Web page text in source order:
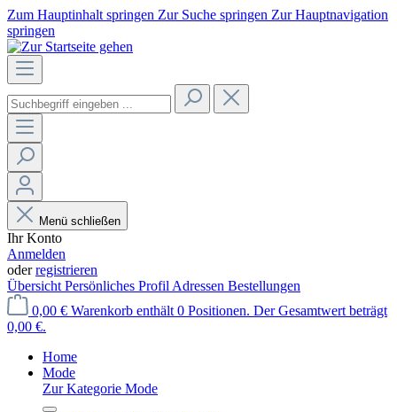
Zum Hauptinhalt springen Zur Suche springen Zur Hauptnavigation
springen
Menü schließen
Ihr Konto
Anmelden
oderregistrieren
Übersicht Persönliches Profil Adressen Bestellungen
0,00 € Warenkorb enthält 0 Positionen. Der Gesamtwert beträgt
0,00 €.
Home
Mode
Zur Kategorie Mode